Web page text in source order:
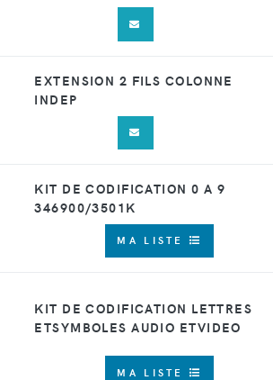
EXTENSION 2 FILS COLONNE
INDEP
KIT DE CODIFICATION 0 A 9
346900/3501K
MA LISTE
KIT DE CODIFICATION LETTRES
ETSYMBOLES AUDIO ETVIDEO
MA LISTE